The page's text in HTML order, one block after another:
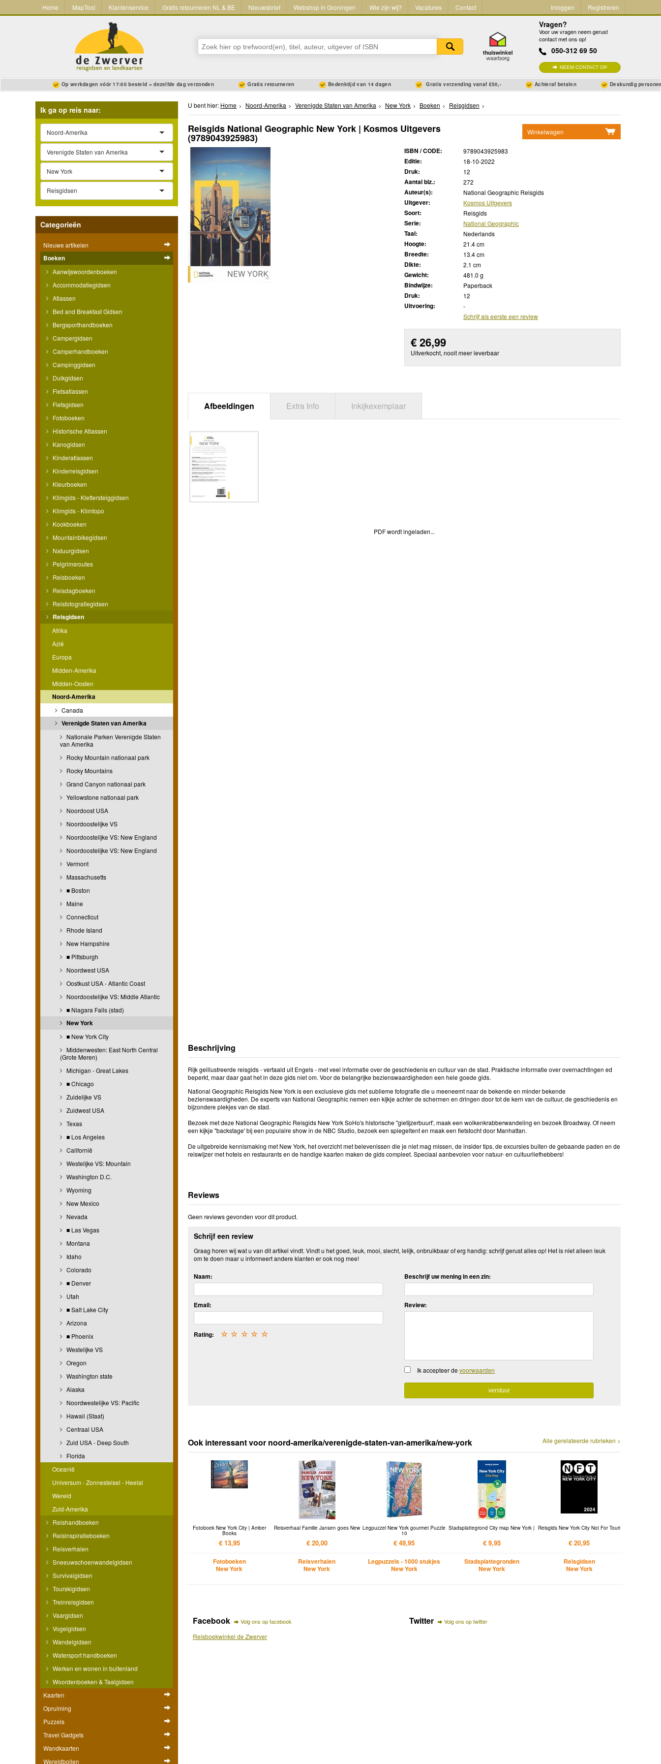
Home MapTool Klantenservice Gratis retourneren NL & BE Nieuwsbrief Webshop in Groningen Wie zijn wij? Vacatures Contact Inloggen Registreren
Vragen?
Voor uw vragen neem gerust
contact met ons op!
050-312 69 50
NEEM CONTACT OP
Op werkdagen vóór 17:00 besteld = dezelfde dag verzonden Gratis retourneren Bedenktijd van 14 dagen Gratis verzending vanaf €50,- Achteraf betalen Deskundig
Ik ga op reis naar:
Noord-Amerika
Verenigde Staten van Amerika
New York
Reisgidsen
Categorieën
Nieuwe artikelen
Boeken
Aanwijswoordenboeken
Accommodatiegidsen
Atlassen
Bed and Breakfast Gidsen
Bergsporthandboeken
Campergidsen
Camperhandboeken
Campinggidsen
Duikgidsen
Fietsatlassen
Fietsgidsen
Fotoboeken
Historische Atlassen
Kanogidsen
Kinderatlassen
Kinderreisgidsen
Kleurboeken
Klimgids - Klettersteiggidsen
Klimgids - Klimtopo
Kookboeken
Mountainbikegidsen
Natuurgidsen
Pelgrimsroutes
Reisboeken
Reisdagboeken
Reisfotografiegidsen
Reisgidsen
Afrika
Azië
Europa
Midden-Amerika
Midden-Oosten
Noord-Amerika
Canada
Verenigde Staten van Amerika
Nationale Parken Verenigde Staten
van Amerika
Rocky Mountain nationaal park
Rocky Mountains
Grand Canyon nationaal park
Yellowstone nationaal park
Noordoost USA
Noordoostelijke VS
Noordoostelijke VS: New England
Noordoostelijke VS: New England
Vermont
Massachusetts
■ Boston
Maine
Connecticut
Rhode Island
New Hampshire
■ Pittsburgh
Noordwest USA
Oostkust USA - Atlantic Coast
Noordoostelijke VS: Middle Atlantic
■ Niagara Falls (stad)
New York
■ New York City
Middenwesten: East North Central
(Grote Meren)
Michigan - Great Lakes
■ Chicago
Zuidelijke VS
Zuidwest USA
Texas
■ Los Angeles
Californië
Westelijke VS: Mountain
Washington D.C.
Wyoming
New Mexico
Nevada
■ Las Vegas
Montana
Idaho
Colorado
■ Denver
Utah
■ Salt Lake City
Arizona
■ Phoenix
Westelijke VS
Oregon
Washington state
Alaska
Noordwestelijke VS: Pacific
Hawaii (Staat)
Centraal USA
Zuid USA - Deep South
Florida
Oceanië
Universum - Zonnestelsel - Heelal
Wereld
Zuid-Amerika
Reishandboeken
Reisinspiratieboeken
Reisverhalen
Sneeuwschoenwandelgidsen
Survivalgidsen
Tourskigidsen
Treinreisgidsen
Vaargidsen
Vogelgidsen
Wandelgidsen
Watersport handboeken
Werken en wonen in buitenland
Woordenboeken & Taalgidsen
Kaarten
Opruiming
Puzzels
Travel Gadgets
Wandkaarten
Wereldbollen
U bent hier: Home Noord-Amerika Verenigde Staten van Amerika New York Boeken Reisgidsen
Winkelwagen
Reisgids National Geographic New York | Kosmos Uitgevers
(9789043925983)
ISBN / CODE: 9789043925983
Editie: 18-10-2022
Druk: 12
Aantal blz.: 272
Auteur(s): National Geographic Reisgids
Uitgever: Kosmos Uitgevers
Soort: Reisgids
Serie: National Geographic
Taal: Nederlands
Hoogte: 21.4 cm
Breedte: 13.4 cm
Dikte: 2.1 cm
Gewicht: 481.0 g
Bindwijze: Paperback
Druk: 12
Uitvoering:
-
Schrijf als eerste een review
€26,99
Uitverkocht, nooit meer leverbaar
Afbeeldingen Extra Info Inkijkexemplaar
PDF wordt ingeladen...
Beschrijving
Rijk geillustreerde reisgids - vertaald uit Engels - met veel informatie over de geschiedenis en cultuur van de stad. Praktische informatie over overnachtingen ed
beperkt, maar daar gaat het in deze gids niet om. Voor de belangrijke bezienswaardigheden een hele goede gids.
National Geographic Reisgids New York is een exclusieve gids met sublieme fotografie die u meeneemt naar de bekende en minder bekende
bezienswaardigheden. De experts van National Geographic nemen een kijkje achter de schermen en dringen door tot de kern van de cultuur, de geschiedenis en
bijzondere plekjes van de stad.
Bezoek met deze National Geographic Reisgids New York SoHo's historische "gietijzerbuurt', maak een wolkenkrabberwandeling en bezoek Broadway. Of neem
een kijkje "backstage' bij een populaire show in de NBC Studio, bezoek een spiegeltent en maak een fietstocht door Manhattan.
De uitgebreide kennismaking met New York, het overzicht met belevenissen die je niet mag missen, de insider tips, de excursies buiten de gebaande paden en de
reiswijzer met hotels en restaurants en de handige kaarten maken de gids compleet. Speciaal aanbevolen voor natuur- en cultuurliefhebbers!
Reviews
Geen reviews gevonden voor dit product.
Schrijf een review
Graag horen wij wat u van dit artikel vindt. Vindt u het goed, leuk, mooi, slecht, lelijk, onbruikbaar of erg handig: schrijf gerust alles op! Het is niet alleen leuk
om te doen maar u informeert andere klanten er ook nog mee!
Naam:
Email:
Rating: ☆
☆
☆
☆
☆
Beschrijf uw mening in een zin:
Review:
Ik accepteer devoorwaarden
Alle gerelateerde rubrieken >
Ook interessant voor noord-amerika/verenigde-staten-van-amerika/new-york
Fotoboek New York City | Amber
Books
€ 13,95
Fotoboeken
New York
Reisverhaal Familie Jansen goes New
€ 20,00
Reisverhalen
New York
Legpuzzel New York gourmet Puzzle
10
€ 49,95
Legpuzzels - 1000 stukjes
New York
Stadsplattegrond City map New York |
€ 9,95
Stadsplattegronden
New York
Reisgids New York City Not For Touri
€ 20,95
Reisgidsen
New York
Facebook Volg ons op facebook
Reisboekwinkel de Zwerver
Twitter Volg ons op twitter